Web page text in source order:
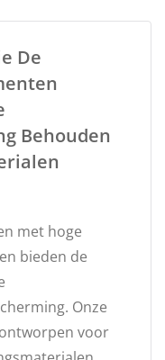
De
Behouden
met hoge
bieden de
Onze
voor